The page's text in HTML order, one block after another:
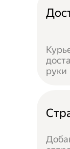
руки